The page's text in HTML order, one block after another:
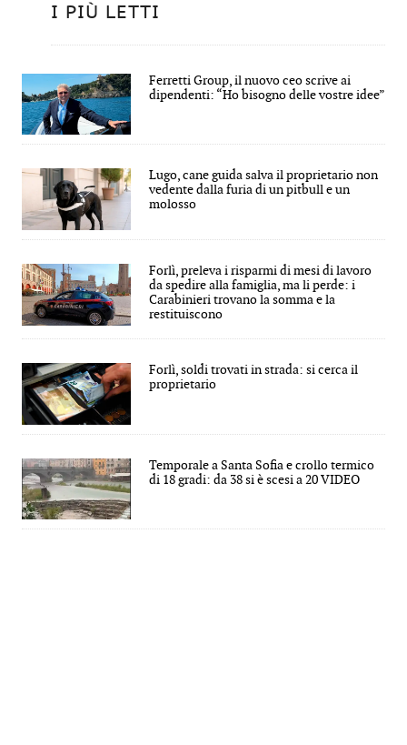
I PIÙ LETTI
Ferretti Group, il nuovo ceo scrive ai
dipendenti: “Ho bisogno delle vostre idee”
Lugo, cane guida salva il proprietario non
vedente dalla furia di un pitbull e un
molosso
Forlì, preleva i risparmi di mesi di lavoro
da spedire alla famiglia, ma li perde: i
Carabinieri trovano la somma e la
restituiscono
Forlì, soldi trovati in strada: si cerca il
proprietario
Temporale a Santa Sofia e crollo termico
di 18 gradi: da 38 si è scesi a 20 VIDEO